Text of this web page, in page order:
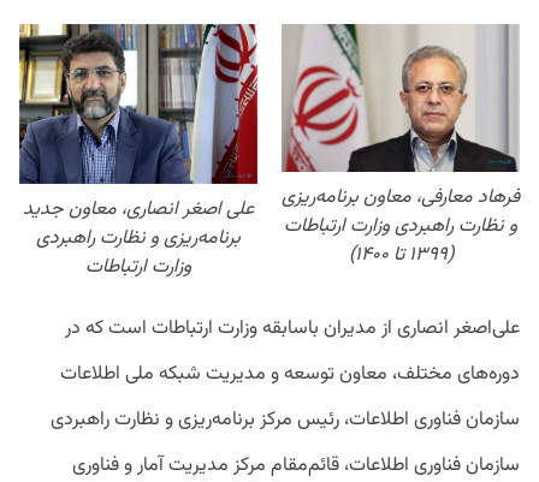
فرهاد معارفی، معاون برنامه‌ریزی
و نظارت راهبردی وزارت ارتباطات
(۱۳۹۹ تا ۱۴۰۰)
علی اصغر انصاری، معاون جدید
برنامه‌ریزی و نظارت راهبردی
وزارت ارتباطات
علی‌اصغر انصاری از مدیران باسابقه وزارت ارتباطات است که در
دوره‌های مختلف، معاون توسعه و مدیریت شبکه ملی اطلاعات
سازمان فناوری اطلاعات، رئیس مرکز برنامه‌ریزی و نظارت راهبردی
سازمان فناوری اطلاعات، قائم‌مقام مرکز مدیریت آمار و فناوری